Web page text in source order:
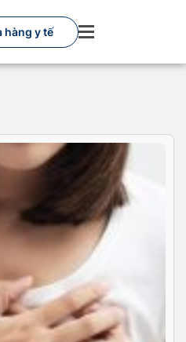
hàng y tế